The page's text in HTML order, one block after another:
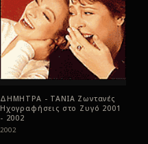
ΔΗΜΗΤΡΑ - ΤΑΝΙΑ Ζωντανές
Ηχογραφήσεις στο Ζυγό 2001
- 2002
2002